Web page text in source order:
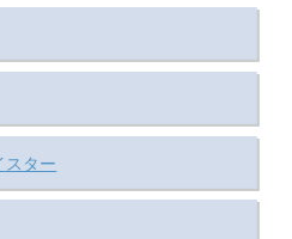
スター